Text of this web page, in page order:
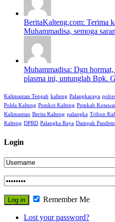
BeritaKalteng.com: Terima
Muhammadisa, semoga
Muhammadisa: Dgn hormat,
plasma ini, untunglah Bpk.
Kalimantan Tengah kalteng Palangkaraya
Polda Kalteng Pemkot Kalteng Pemkab
Kalimantan Berita Kalteng palangka Tribun
Kalteng DPRD Palangka Raya Dampak
Login
Remember Me
Lost your password?